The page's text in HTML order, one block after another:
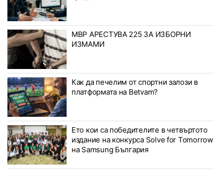
МВР АРЕСТУВА 225 ЗА ИЗБОРНИ
ИЗМАМИ
Как да печелим от спортни залози в
платформата на Betvam?
Ето кои са победителите в четвъртото
издание на конкурса Solve for Tomorrow
на Samsung България